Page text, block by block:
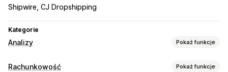
Shipwire, CJ Dropshipping
Kategorie
Analizy Pokaż funkcje
Zachowanie klientów
Rachunkowość Pokaż funkcje